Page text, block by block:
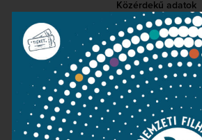
Közérdekű adatok
Sajtószoba
Adatvédelem
Impresszum